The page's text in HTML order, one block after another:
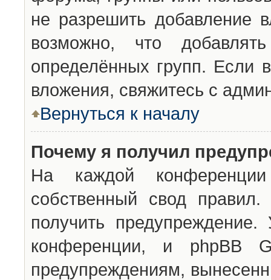
не разрешить добавление
возможно, что
определённых групп. Если
вложения, свяжитесь с
Вернуться к началу
Почему я получил
На каждой конференции
собственный свод
получить
конференции, и phpBB
предупреждениям,